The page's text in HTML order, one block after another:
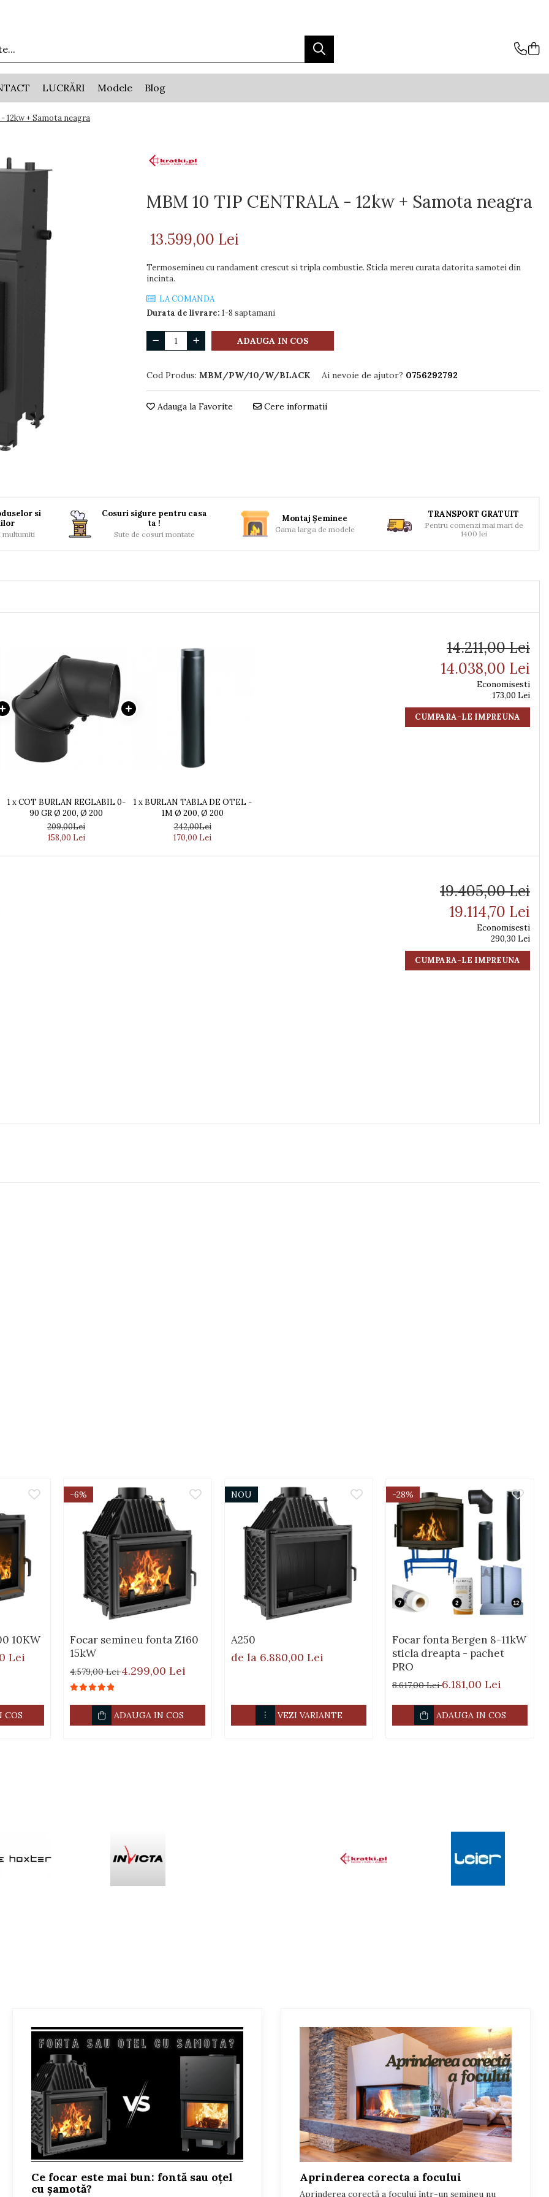
LUCRĂRI Modele Blog
12kw + Samota neagra
MBM 10 TIP CENTRALA - 12kw + Samota neagra
13.599,00 Lei
Termosemineu cu randament crescut si tripla combustie. Sticla mereu curata datorita samotei din
incinta.
LA COMANDA
Durata de livrare: 1-8 saptamani
ADAUGA IN COS
Cod Produs: MBM/PW/10/W/BLACK Ai nevoie de ajutor? 0756292792
Adauga la Favorite Cere informatii
si
multumiti
Cosuri sigure pentru casa
ta !
Sute de cosuri montate
Montaj Șeminee
Gama larga de modele
TRANSPORT GRATUIT
Pentru comenzi mai mari de
1400 lei
1 x COT BURLAN REGLABIL 0-
90 GR Ø 200, Ø 200
209,00Lei
158,00 Lei
1 x BURLAN TABLA DE OTEL -
1M Ø 200, Ø 200
242,00Lei
170,00 Lei
14.211,00 Lei
14.038,00 Lei
Economisesti
173,00 Lei
CUMPARA-LE IMPREUNA
19.405,00 Lei
19.114,70 Lei
Economisesti
290,30 Lei
CUMPARA-LE IMPREUNA
in interiorul focarului pentru o ardere mai eficienta
ridicate
de lucru de 2 bar. - presiune maxima de incarcare la rece: 1-1.2 bar. - 2x supape de presiune instalate de max. 2,5 bar pe focar. - 2x
- serpentina de racire se monteaza obligatoriu - vas de expansiune min. 10% din volumul de apa din instalatie. - vana de amestec (cu
obligatoriu: - kit hidraulic cu pompe si schimbator in placi (vezi optiuni suplimentare) - vas expansiune deschis cu plutitor metalic.
a caldurii din gazele de evacuare.
crescut, autocuratare pe sticla si design modern cu sticla termorezistenta grafitata. Bazin de apa generos , ce se racordeaza la
pentru recuperare caldura.
deosebita la fiecare detaliu
partea frontala a vatrei; arderea secundara se face tot cu aer proaspat adus prin ajutorul orificiilor amplasate pe peretele din spate a
cu aer proaspat din exterior preincalzit (perdea de aer).
compus din tuburi amplasate orizontal ce maresc suprafata de recuperare a caldurii, reducand temperatura gazelor de evacuare si
o ardere cat mai completa si reziduuri de cenusa cat mai scazute. Energia termica obtinută din lemn de foc este exploatata la maxim.
10KW
Lei
COS
-6%
Focar semineu fonta Z160
15kW
4.579,00 Lei4.299,00 Lei
ADAUGA IN COS
NOU
A250
de la 6.880,00 Lei
VEZI VARIANTE
-28%
Focar fonta Bergen 8-11kW
sticla dreapta - pachet
PRO
8.617,00 Lei6.181,00 Lei
ADAUGA IN COS
Ce focar este mai bun: fontă sau oțel
cu șamotă?
Aprinderea corecta a focului
Aprinderea corectă a focului într-un șemineu nu